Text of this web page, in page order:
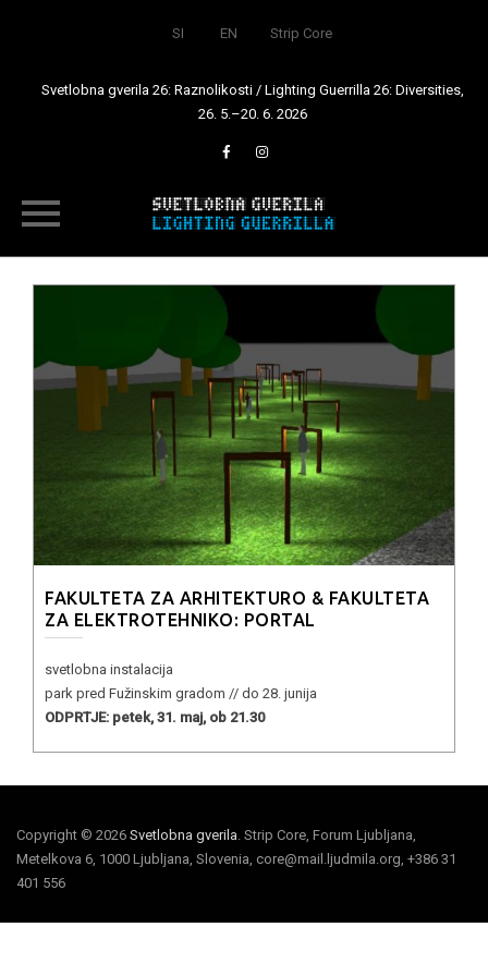
SI EN Strip Core
Svetlobna gverila 26: Raznolikosti / Lighting Guerrilla 26: Diversities,
26. 5.–20. 6. 2026
FAKULTETA ZA ARHITEKTURO & FAKULTETA
ZA ELEKTROTEHNIKO: PORTAL
svetlobna instalacija
park pred Fužinskim gradom // do 28. junija
ODPRTJE: petek, 31. maj, ob 21.30
Copyright © 2026 Svetlobna gverila. Strip Core, Forum Ljubljana,
Metelkova 6, 1000 Ljubljana, Slovenia, core@mail.ljudmila.org, +386 31
401 556